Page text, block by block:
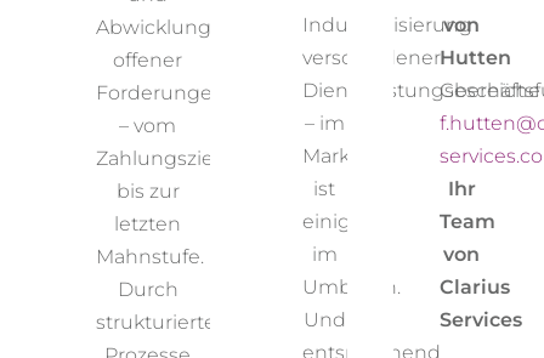
Abwicklung
offener
Forderungen
– vom
Zahlungsziel
bis zur
letzten
Mahnstufe.
Durch
strukturierte
Ihrer
Kunden,
setzen
passende
Kreditlimits
und
beobachten
deren
Entwicklung
kontinuierlich.
Durch
Industrialisierung
verschiedener
Dienstleistungsbereiche
– im
Markt
ist
einiges
im
Umbruch.
Und
entsprechend
von
Hutten
Ihr
Team
von
Clarius
Services